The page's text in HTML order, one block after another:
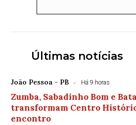
Últimas notícias
João Pessoa - PB Há 9 horas
Zumba, Sabadinho Bom e
transformam Centro
encontro